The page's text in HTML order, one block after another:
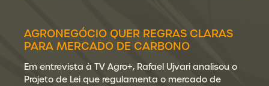
AGRONEGÓCIO QUER REGRAS CLARAS
PARA MERCADO DE CARBONO
Em entrevista à TV Agro+, Rafael Ujvari analisou o
Projeto de Lei que regulamenta o mercado de